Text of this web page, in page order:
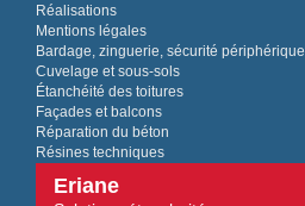
Réalisations
Mentions légales
Bardage, zinguerie, sécurité périphérique
Cuvelage et sous-sols
Étanchéité des toitures
Façades et balcons
Réparation du béton
Résines techniques
Eriane